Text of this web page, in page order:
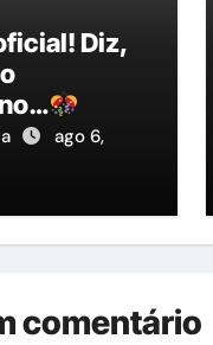
Diz,
ago 6,
comentário